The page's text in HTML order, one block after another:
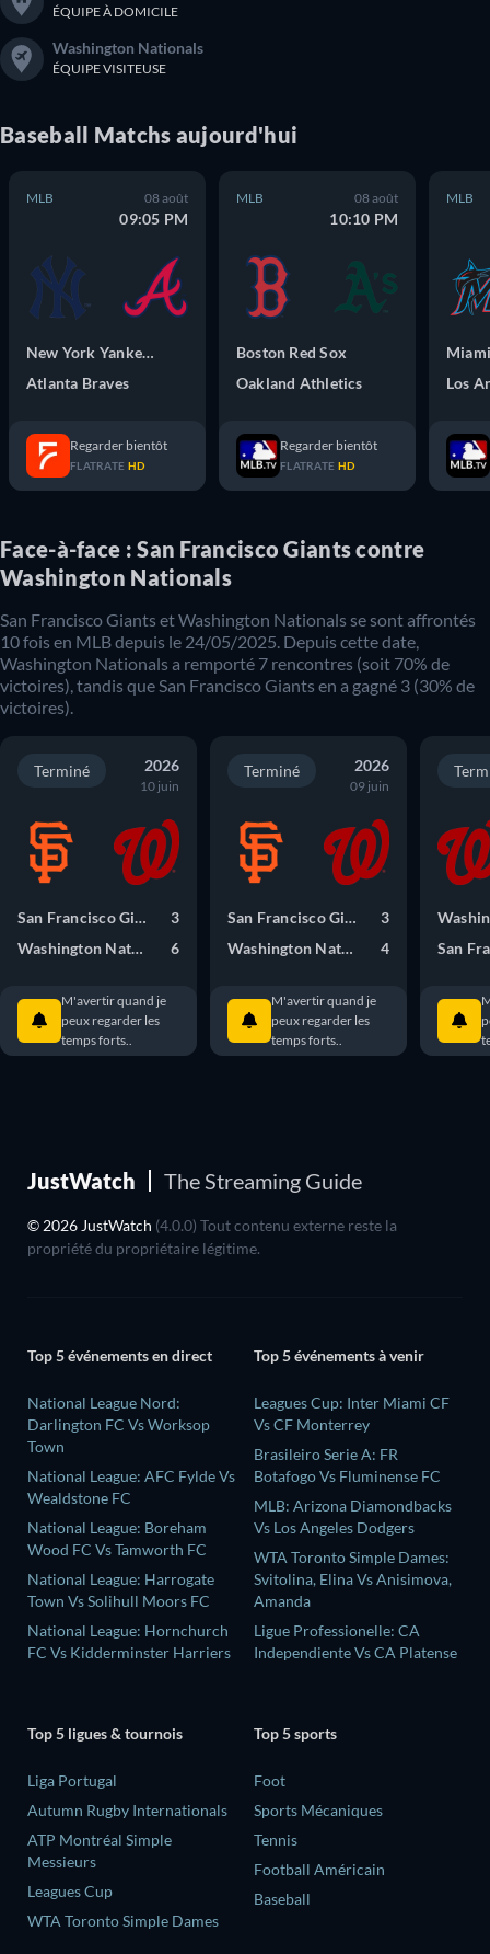
ÉQUIPE À DOMICILE
Washington Nationals
ÉQUIPE VISITEUSE
Baseball Matchs aujourd'hui
MLB 08 août
09:05 PM
New York Yankees
Atlanta Braves
Regarder bientôt
FLATRATE HD
MLB 08 août
10:10 PM
Boston Red Sox
Oakland Athletics
Regarder bientôt
FLATRATE HD
MLB
Face-à-face : San Francisco Giants contre
Washington Nationals
San Francisco Giants etWashington Nationals se sont affrontés
10fois en MLBdepuis le 24/05/2025 . Depuis cette date,
Washington Nationals a remporté 7 rencontres (soit 70% de
victoires), tandis que San Francisco Giants en a gagné 3 (30% de
victoires).
Terminé 2026
10 juin
San Francisco Giants
3
Washington Nationals
6
M'avertir quand je
peux regarder les
temps forts..
Terminé 2026
09 juin
San Francisco Giants
3
Washington Nationals
4
M'avertir quand je
peux regarder les
temps forts..
JustWatch The Streaming Guide
© 2026 JustWatch (4.0.0) Tout contenu externe reste la
propriété du propriétaire légitime.
Top 5 événements en direct
National League Nord:
Darlington FC Vs Worksop
Town
National League: AFC Fylde Vs
Wealdstone FC
National League: Boreham
Wood FC Vs Tamworth FC
National League: Harrogate
Town Vs Solihull Moors FC
National League: Hornchurch
FC Vs Kidderminster Harriers
Top 5 événements à venir
Leagues Cup: Inter Miami CF
Vs CF Monterrey
Brasileiro Serie A: FR
Botafogo Vs Fluminense FC
MLB: Arizona Diamondbacks
Vs Los Angeles Dodgers
WTA Toronto Simple Dames:
Svitolina, Elina Vs Anisimova,
Amanda
Ligue Professionelle: CA
Independiente Vs CA Platense
Top 5 ligues & tournois
Liga Portugal
Autumn Rugby Internationals
ATP Montréal Simple
Messieurs
Leagues Cup
WTA Toronto Simple Dames
Top 5 sports
Foot
Sports Mécaniques
Tennis
Football Américain
Baseball